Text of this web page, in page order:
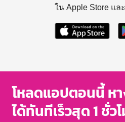
ใน Apple Store แล
โหลดแอปตอนนี้ ห
ได้ทันทีเร็วสุด 1 ชั่ว